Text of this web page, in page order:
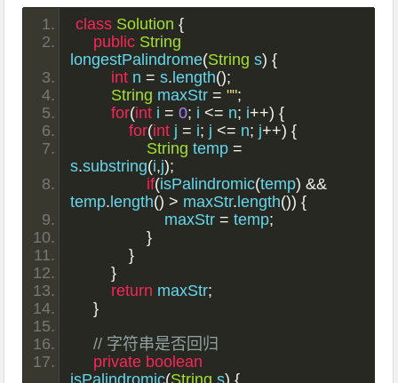
class Solution {
public String
longestPalindrome(String s) {
int n = s. length();
String maxStr = "";
for(int i = 0; i <= n; i++) {
for(int j = i; j <= n; j++) {
String temp =
s.substring(i,j);
if(isPalindromic(temp) &&
temp. length() > maxStr. length()) {
                    maxStr
= temp;
}
}
}
return maxStr;
}
// 字符串是否回归
private boolean
isPalindromic(String s) {